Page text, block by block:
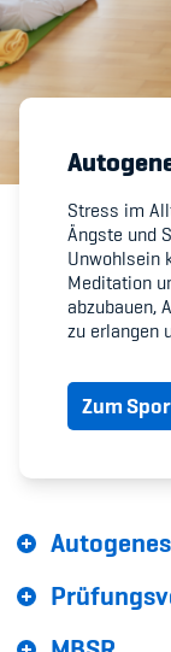
Member's
Fairplay
Diversität
Infomails
Stress im
Ängste und
Unwohlsein
Meditation
abzubauen,
zu erlangen
Zum